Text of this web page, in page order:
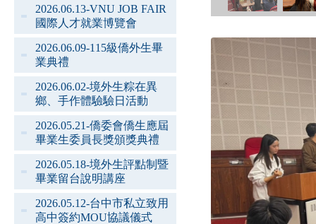
2026.06.13-VNU JOB FAIR
國際人才就業博覽會
2026.06.09-115級僑外生畢
業典禮
2026.06.02-境外生粽在異
鄉、手作體驗驗日活動
2026.05.21-僑委會僑生應屆
畢業生委員長獎頒獎典禮
2026.05.18-境外生評點制暨
畢業留台說明講座
2026.05.12-台中市私立致用
高中簽約MOU協議儀式